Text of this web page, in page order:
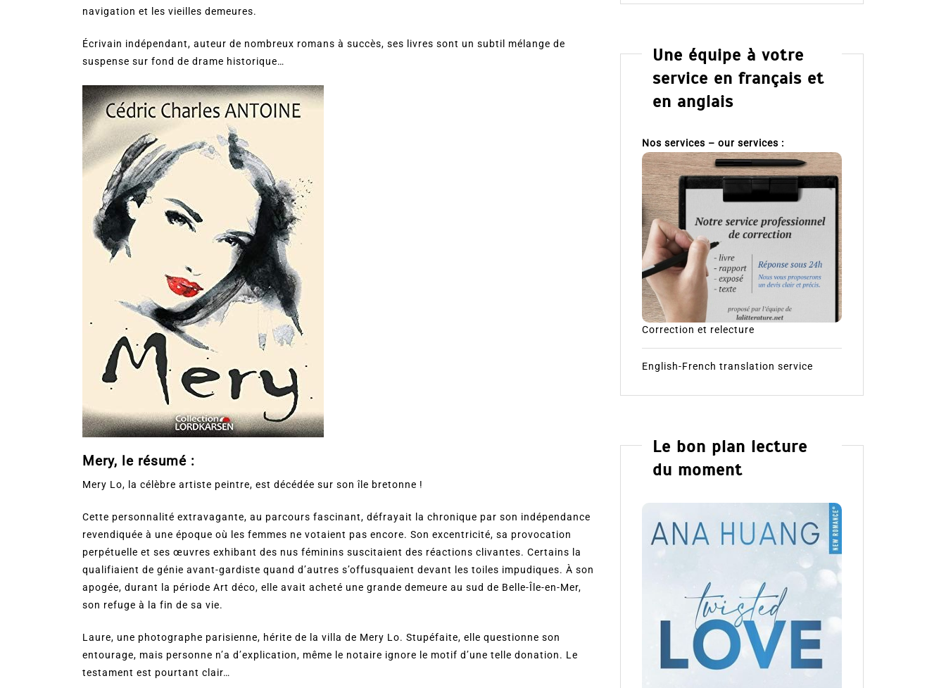
navigation et les vieilles demeures.
Écrivain indépendant, auteur de nombreux romans à succès, ses livres sont un subtil mélange de
suspense sur fond de drame historique…
Mery, le résumé :
Mery Lo, la célèbre artiste peintre, est décédée sur son île bretonne !
Cette personnalité extravagante, au parcours fascinant, défrayait la chronique par son indépendance
revendiquée à une époque où les femmes ne votaient pas encore. Son excentricité, sa provocation
perpétuelle et ses œuvres exhibant des nus féminins suscitaient des réactions clivantes. Certains la
qualifiaient de génie avant-gardiste quand d’autres s’offusquaient devant les toiles impudiques. À son
apogée, durant la période Art déco, elle avait acheté une grande demeure au sud de Belle-Île-en-Mer,
son refuge à la fin de sa vie.
Laure, une photographe parisienne, hérite de la villa de Mery Lo. Stupéfaite, elle questionne son
entourage, mais personne n’a d’explication, même le notaire ignore le motif d’une telle donation. Le
testament est pourtant clair…
Une équipe à votre
service en français et
en anglais
Nos services – our services :
Correction et relecture
English-French translation service
Le bon plan lecture
du moment